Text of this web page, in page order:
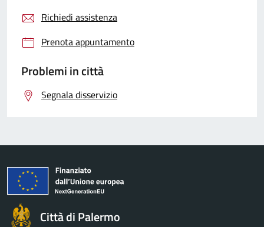
Richiedi assistenza
Prenota appuntamento
Problemi in città
Segnala disservizio
Città di Palermo